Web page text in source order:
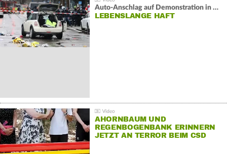
Auto-Anschlag auf Demonstration in München:
LEBENSLANGE HAFT
AHORNBAUM UND
REGENBOGENBANK ERINNERN
JETZT AN TERROR BEIM CSD